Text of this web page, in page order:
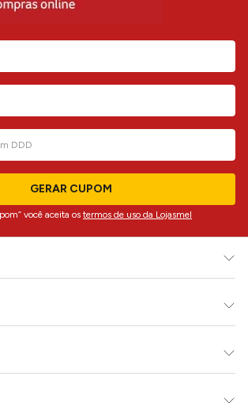
GERAR CUPOM
você aceita os termos de uso da Lojasmel